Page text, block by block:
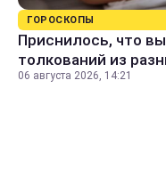
ГОРОСКОПЫ
Приснилось, что
толкований из
06 августа 2026, 14:21